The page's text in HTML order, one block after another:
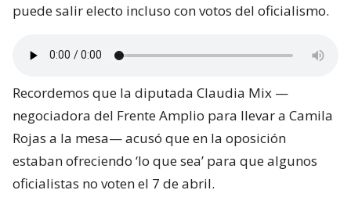
puede salir electo incluso con votos del oficialismo.
Recordemos que la diputada Claudia Mix —
negociadora del Frente Amplio para llevar a Camila
Rojas a la mesa— acusó que en la oposición
estaban ofreciendo ‘lo que sea’ para que algunos
oficialistas no voten el 7 de abril.